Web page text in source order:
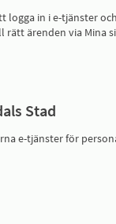
in i e-tjänster
ärenden via Mina
Stad
e-tjänster för